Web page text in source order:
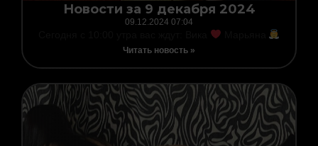
Новости за 9 декабря 2024
09.12.2024 07:04
Читать новость »